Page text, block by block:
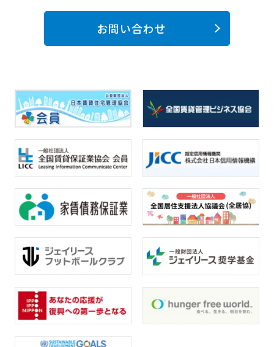
お問い合わせ